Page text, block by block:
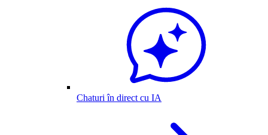
Chaturi în direct cu IA